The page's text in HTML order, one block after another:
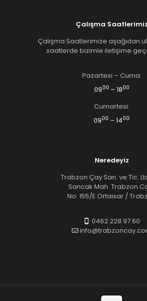
Çalışma Saatlerimiz
Çalışma Saatlerimize aşağıdan
saatlerde bizimle iletişime
Pazartesi – Cuma:
0900 – 1800
Cumartesi:
0900 – 1400
Neredeyiz
Trabzon Çay San. ve Tic.
Sancak Mah. Trabzon
No: 155/E Ortaisar /
0462 228 97 60